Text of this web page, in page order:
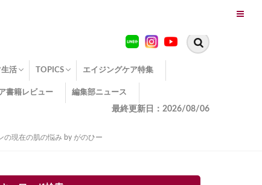
生活 TOPICS
エイジングケア TOPICS
コラーゲンサプリの効果
エイジングケアクイズ
季節別のエイジングケア
幸福とエイジングケア
温活でアンチエイジング
イオン導入
エイジングケア3つのポイント
エイジングケアセミナー
エイジングケアトピックス
動画でみるエイジングケア
エイジングケア特集
書籍レビュー 編集部ニュース
最終更新日：2026/08/06
の現在の肌の悩み by がのひー